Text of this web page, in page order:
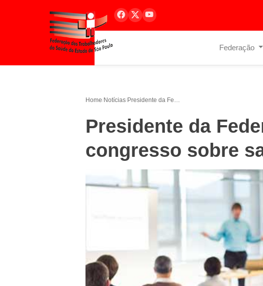
Federação
Home/Notícias/ Presidente da Federação participará de congresso sobre saúde na Argentina
Presidente da
congresso sobre